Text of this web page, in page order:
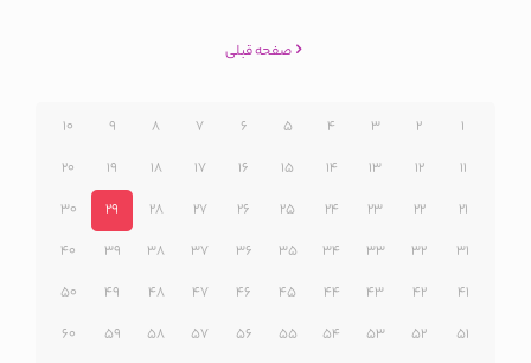
صفحه قبلی
1
2
3
4
5
6
7
8
9
10
11
12
13
14
15
16
17
18
19
20
21
22
23
24
25
26
27
28
29
30
31
32
33
34
35
36
37
38
39
40
41
42
43
44
45
46
47
48
49
50
51
52
53
54
55
56
57
58
59
60